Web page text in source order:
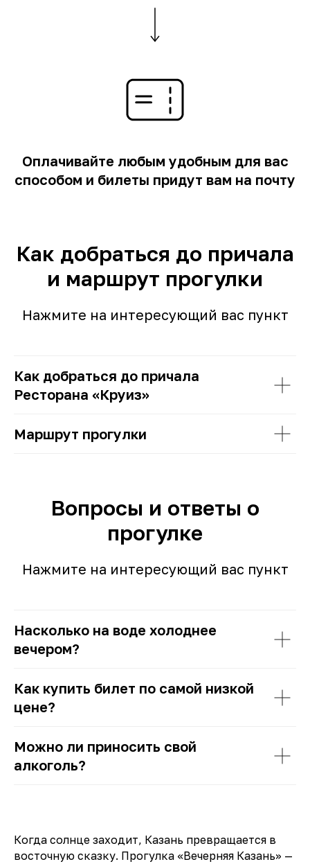
Оплачивайте любым удобным для вас
способом и билеты придут вам на почту
Как добраться до причала
и маршрут прогулки
Нажмите на интересующий вас пункт
Как добраться до причала
Ресторана «Круиз»
Маршрут прогулки
Вопросы и ответы о
прогулке
Нажмите на интересующий вас пункт
Насколько на воде холоднее
вечером?
Как купить билет по самой низкой
цене?
Можно ли приносить свой
алкоголь?
Когда солнце заходит, Казань превращается в
восточную сказку. Прогулка «Вечерняя Казань» —